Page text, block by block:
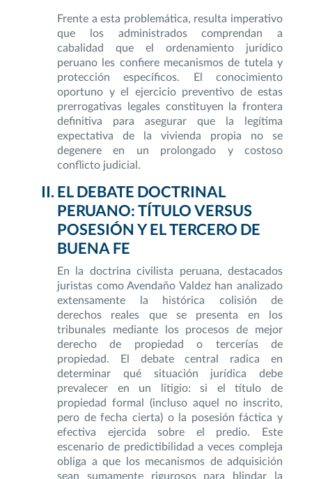
Frente a esta problemática, resulta imperativo
que los administrados comprendan a
cabalidad que el ordenamiento jurídico
peruano les confiere mecanismos de tutela y
protección específicos. El conocimiento
oportuno y el ejercicio preventivo de estas
prerrogativas legales constituyen la frontera
definitiva para asegurar que la legítima
expectativa de la vivienda propia no se
degenere en un prolongado y costoso
conflicto judicial.
EL DEBATE DOCTRINAL
PERUANO: TÍTULO VERSUS
POSESIÓN Y EL TERCERO DE
BUENA FE
En la doctrina civilista peruana, destacados
juristas como Avendaño Valdez han analizado
extensamente la histórica colisión de
derechos reales que se presenta en los
tribunales mediante los procesos de mejor
derecho de propiedad o tercerías de
propiedad. El debate central radica en
determinar qué situación jurídica debe
prevalecer en un litigio: si el título de
propiedad formal (incluso aquel no inscrito,
pero de fecha cierta) o la posesión fáctica y
efectiva ejercida sobre el predio. Este
escenario de predictibilidad a veces compleja
obliga a que los mecanismos de adquisición
sean sumamente rigurosos para blindar la